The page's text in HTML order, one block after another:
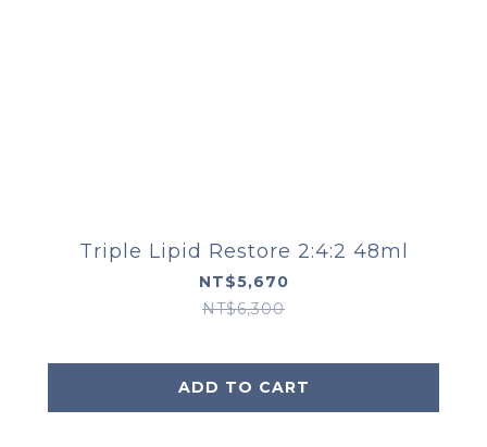
Triple Lipid Restore 2:4:2 48ml
NT$5,670
NT$6,300
ADD TO CART